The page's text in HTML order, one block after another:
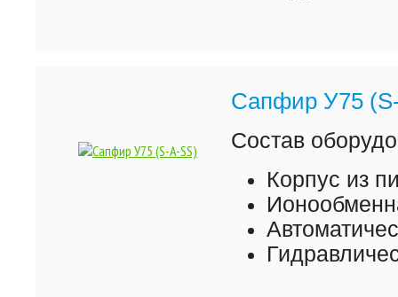
Сапфир У75
Состав
Корпус из